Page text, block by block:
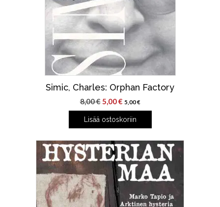
Simic, Charles: Orphan Factory
8,00€ Alkuperäinen
hinta
oli:
5,00€Nykyinen
hinta
on:
5,00€
Lisää ostoskoriin